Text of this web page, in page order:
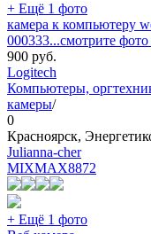
+ Ещё 1 фото
камера к компьютеру
000333...смотрите
900 руб.
Logitech
Компьютеры,
камеры/
0
Красноярск,
Julianna-cher
MIXMAX8872
+ Ещё 1 фото